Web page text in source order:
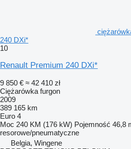
240 DXi*
10
Renault Premium 240 DXi*
9 850 € ≈ 42 410 zł
Ciężarówka furgon
2009
389 165 km
Euro 4
Moc 240 KM (176 kW) Pojemność 46,8
resorowe/pneumatyczne
Belgia, Wingene